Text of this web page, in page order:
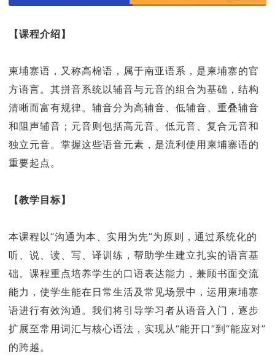
【课程介绍】
柬埔寨语，又称高棉语，属于南亚语系，是柬埔寨的官
方语言。其拼音系统以辅音与元音的组合为基础，结构
清晰而富有规律。辅音分为高辅音、低辅音、重叠辅音
和阻声辅音；元音则包括高元音、低元音、复合元音和
独立元音。掌握这些语音元素，是流利使用柬埔寨语的
重要起点。
【教学目标】
本课程以“沟通为本、实用为先”为原则，通过系统化的
听、说、读、写、译训练，帮助学生建立扎实的语言基
础。课程重点培养学生的口语表达能力，兼顾书面交流
能力，使学生能在日常生活及常见场景中，运用柬埔寨
语进行有效沟通。我们将引导学习者从语音入门，逐步
扩展至常用词汇与核心语法，实现从“能开口”到“能应对”
的跨越。